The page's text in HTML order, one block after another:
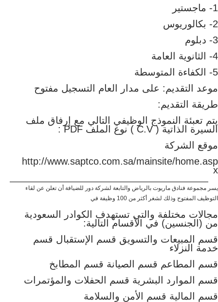
1- ماجستير
2- بكالوريوس
3- دبلوم
4- الثانوية العامة
5- الكفاءة المتوسطة
موعد التقديم: على مدار العام التسجيل مفتوح
طريقة التقديم:
يتم تعبئة النموذج الوظيفي التالي مع إرفاق ملف
السيرة الذاتية ( C.V ) نوع الملف PDF :
موقع الشركة
http://www.saptco.com.sa/mainsite/home.asp
x
يسر مجموعة فنادق ماريوت بالرياض والتابعة لشركة دور للضيافة أن تعلن عن لقاء
التوظيف المفتوح وذلك لشغر أكثر من 100 وظيفة في
مجالات مختلفة والتي تستهدف الكوادر السعودية
من (الجنسين) في الأقسام التالية:
قسم المبيعات والتسويق قسم الإستقبال قسم
خدمة النزلاء
قسم المطاعم قسم الصيانة قسم المطابخ
قسم الموارد البشرية قسم الحفلات والمؤتمرات
قسم المالية قسم الأمن والسلامة